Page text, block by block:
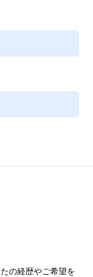
の経歴やご希望を